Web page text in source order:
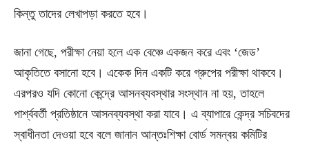
কিন্তু তাদের লেখাপড়া করতে হবে।
জানা গেছে, পরীক্ষা নেয়া হলে এক বেঞ্চে একজন করে এবং ‘জেড’
আকৃতিতে বসানো হবে। একেক দিন একটি করে গ্রুপের পরীক্ষা থাকবে।
এরপরও যদি কোনো কেন্দ্রে আসনব্যবস্থার সংস্থান না হয়, তাহলে
পার্শ্ববর্তী প্রতিষ্ঠানে আসনব্যবস্থা করা যাবে। এ ব্যাপারে কেন্দ্র সচিবদের
স্বাধীনতা দেওয়া হবে বলে জানান আন্তঃশিক্ষা বোর্ড সমন্বয় কমিটির